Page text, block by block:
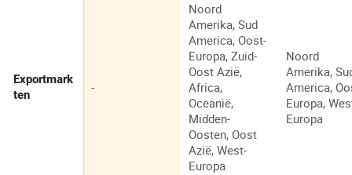
Exportmark
ten
-
Noord
Amerika, Sud
America, Oost-
Europa, Zuid-
Oost Azië,
Africa,
Oceanië,
Midden-
Oosten, Oost
Azië, West-
Europa
Noord
Amerika,
America,
Europa,
Europa